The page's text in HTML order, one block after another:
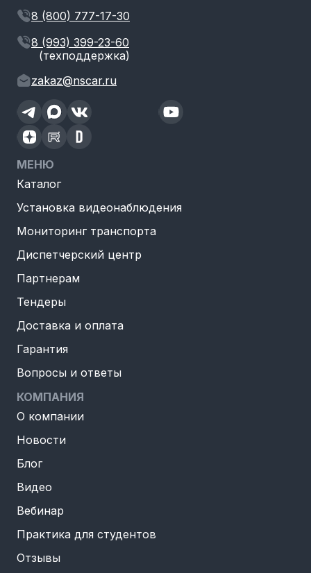
8 (800) 777-17-30
8 (993) 399-23-60
(техподдержка)
zakaz@nscar.ru
МЕНЮ
Каталог
Установка видеонаблюдения
Мониторинг транспорта
Диспетчерский центр
Партнерам
Тендеры
Доставка и оплата
Гарантия
Вопросы и ответы
КОМПАНИЯ
О компании
Новости
Блог
Видео
Вебинар
Практика для студентов
Отзывы